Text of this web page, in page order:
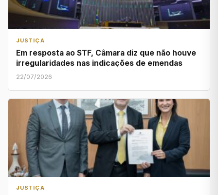
JUSTIÇA
Em resposta ao STF, Câmara diz que não houve
irregularidades nas indicações de emendas
22/07/2026
JUSTIÇA